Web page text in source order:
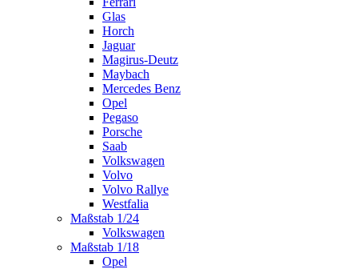
Glas
Horch
Jaguar
Magirus-Deutz
Maybach
Mercedes Benz
Opel
Pegaso
Porsche
Saab
Volkswagen
Volvo
Volvo Rallye
Westfalia
Maßstab 1/24
Volkswagen
Maßstab 1/18
Opel